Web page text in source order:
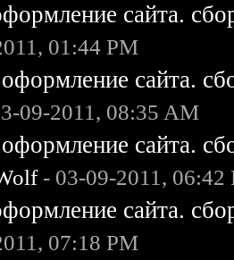
сайта.
01:44 PM
сайта.
09-2011, 08:35 AM
сайта.
- 03-09-2011, 06:42
сайта.
07:18 PM